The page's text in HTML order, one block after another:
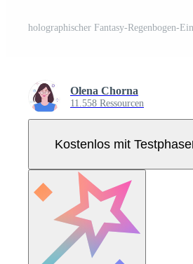
Olena Chorna
11.558 Ressourcen
Kostenlos mit Testphase